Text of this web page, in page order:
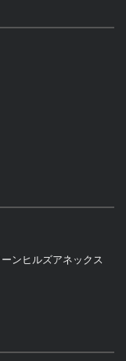
ンヒルズアネックス